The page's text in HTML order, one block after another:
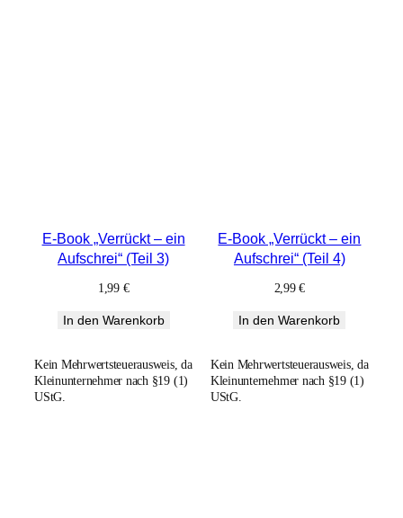
E-Book „Verrückt – ein
Aufschrei“ (Teil 3)
1,99 €
In den Warenkorb
Kein Mehrwertsteuerausweis, da
Kleinunternehmer nach §19 (1)
UStG.
E-Book „Verrückt – ein
Aufschrei“ (Teil 4)
2,99€
In den Warenkorb
Kein Mehrwertsteuerausweis, da
Kleinunternehmer nach §19 (1)
UStG.